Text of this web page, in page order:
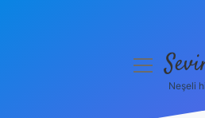
menüyü
Neşeli